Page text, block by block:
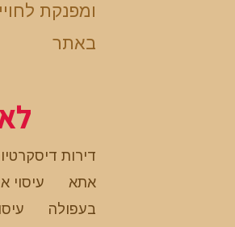
ומפנקת
באתר
דירות
אתא
עיסוי
בעפולה